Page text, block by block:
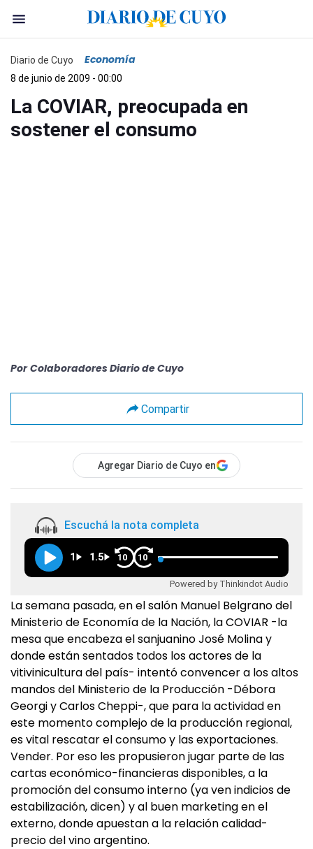
Diario de Cuyo Economía
8 de junio de 2009 - 00:00
La COVIAR, preocupada en
sostener el consumo
Por Colaboradores Diario de Cuyo
Compartir
Agregar Diario de Cuyo en
Escuchá la nota completa
1 1.5 10 10
Powered by Thinkindot Audio
La semana pasada, en el salón Manuel Belgrano del
Ministerio de Economía de la Nación, la COVIAR -la
mesa que encabeza el sanjuanino José Molina y
donde están sentados todos los actores de la
vitivinicultura del país- intentó convencer a los altos
mandos del Ministerio de la Producción -Débora
Georgi y Carlos Cheppi-, que para la actividad en
este momento complejo de la producción regional,
es vital rescatar el consumo y las exportaciones.
Vender. Por eso les propusieron jugar parte de las
cartas económico-financieras disponibles, a la
promoción del consumo interno (ya ven indicios de
estabilización, dicen) y al buen marketing en el
externo, donde apuestan a la relación calidad-
precio del vino argentino.